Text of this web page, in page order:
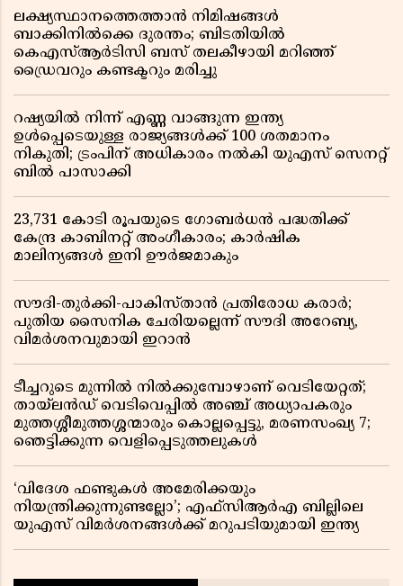
ലക്ഷ്യസ്ഥാനത്തെത്താൻ നിമിഷങ്ങൾ
ബാക്കിനിൽക്കെ ദുരന്തം; ബിടതിയിൽ
കെഎസ്ആർടിസി ബസ് തലകീഴായി മറിഞ്ഞ്
ഡ്രൈവറും കണ്ടക്ടറും മരിച്ചു
റഷ്യയിൽ നിന്ന് എണ്ണ വാങ്ങുന്ന ഇന്ത്യ
ഉൾപ്പെടെയുള്ള രാജ്യങ്ങൾക്ക് 100 ശതമാനം
നികുതി; ട്രംപിന് അധികാരം നൽകി യുഎസ് സെനറ്റ്
ബിൽ പാസാക്കി
23,731 കോടി രൂപയുടെ ഗോബർധൻ പദ്ധതിക്ക്
കേന്ദ്ര കാബിനറ്റ് അംഗീകാരം; കാർഷിക
മാലിന്യങ്ങൾ ഇനി ഊർജമാകും
സൗദി-തുർക്കി-പാകിസ്താൻ പ്രതിരോധ കരാർ;
പുതിയ സൈനിക ചേരിയല്ലെന്ന് സൗദി അറേബ്യ,
വിമർശനവുമായി ഇറാൻ
ടീച്ചറുടെ മുന്നിൽ നിൽക്കുമ്പോഴാണ് വെടിയേറ്റത്;
തായ്‌ലൻഡ് വെടിവെപ്പിൽ അഞ്ച് അധ്യാപകരും
മുത്തശ്ശീമുത്തശ്ശന്മാരും കൊല്ലപ്പെട്ടു, മരണസംഖ്യ 7;
ഞെട്ടിക്കുന്ന വെളിപ്പെടുത്തലുകൾ
‘വിദേശ ഫണ്ടുകൾ അമേരിക്കയും
നിയന്ത്രിക്കുന്നുണ്ടല്ലോ’; എഫ്സിആർഎ ബില്ലിലെ
യുഎസ് വിമർശനങ്ങൾക്ക് മറുപടിയുമായി ഇന്ത്യ